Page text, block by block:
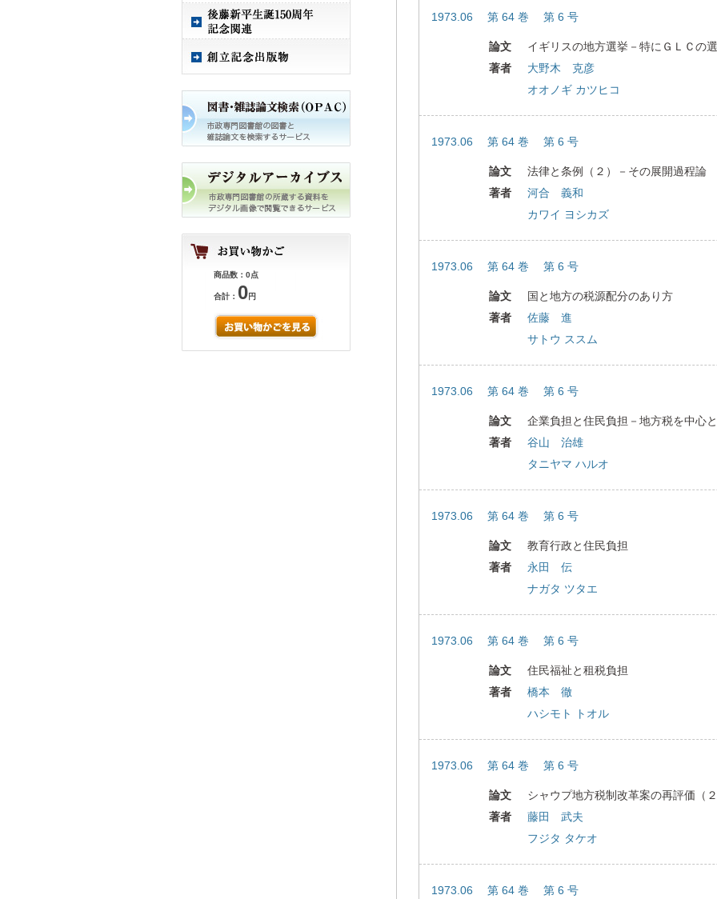
商品数：0点
合計： 0円
1973.06 第 64 巻 第 6 号
論文
イギリスの地方選挙－特にＧＬＣの
著者
大野木 克彦
オオノギ カツヒコ
1973.06 第 64 巻 第 6 号
論文
法律と条例（２）－その展開過程論
著者
河合 義和
カワイ ヨシカズ
1973.06 第 64 巻 第 6 号
論文
国と地方の税源配分のあり方
著者
佐藤 進
サトウ ススム
1973.06 第 64 巻 第 6 号
論文
企業負担と住民負担－地方税を中心
著者
谷山 治雄
タニヤマ ハルオ
1973.06 第 64 巻 第 6 号
論文
教育行政と住民負担
著者
永田 伝
ナガタ ツタエ
1973.06 第 64 巻 第 6 号
論文
住民福祉と租税負担
著者
橋本 徹
ハシモト トオル
1973.06 第 64 巻 第 6 号
論文
シャウプ地方税制改革案の再評価（
著者
藤田 武夫
フジタ タケオ
1973.06 第 64 巻 第 6 号